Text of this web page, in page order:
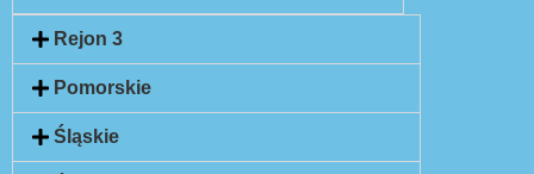
Rejon 3
Pomorskie
Śląskie